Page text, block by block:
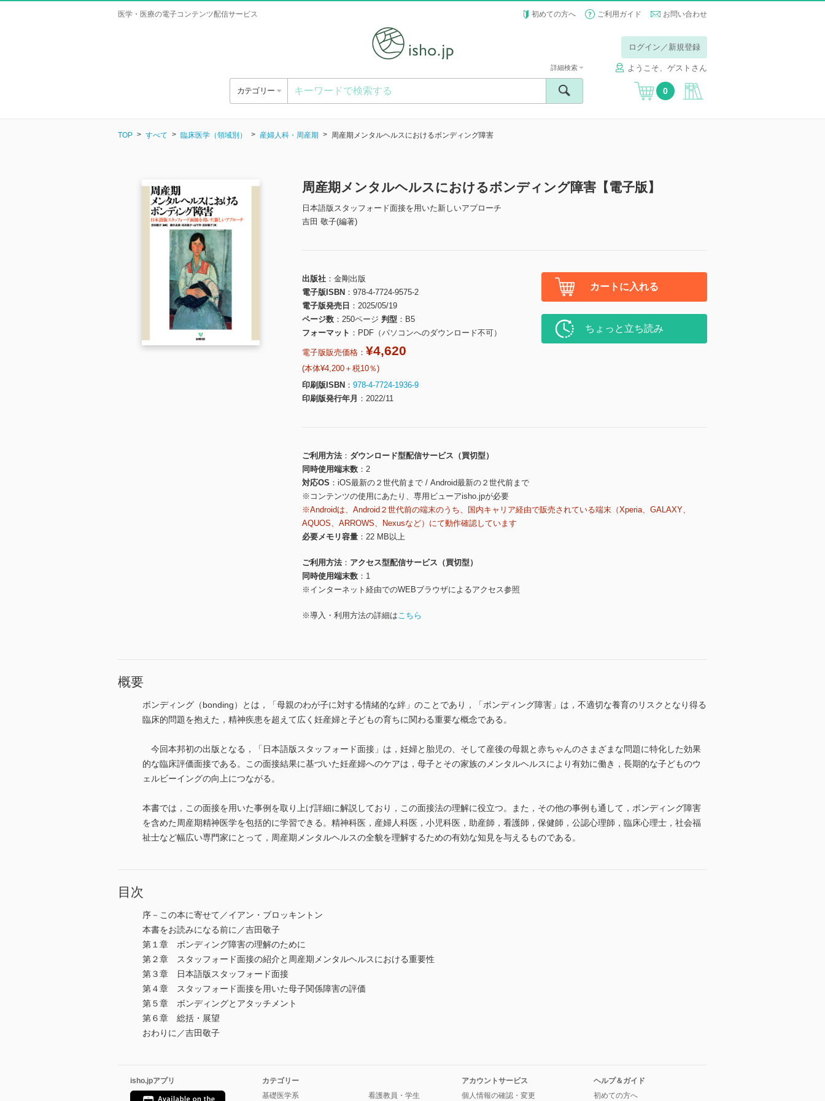
医学・医療の電子コンテンツ配信サービス 初めての方へ ご利用ガイド お問い合わせ
ログイン／新規登録
ようこそ、ゲストさん
カテゴリー
詳細検索
0
TOP すべて 臨床医学（領域別） 産婦人科・周産期 周産期メンタルヘルスにおけるボンディング障害
周産期メンタルヘルスにおけるボンディング障害【電子版】
日本語版スタッフォード面接を用いた新しいアプローチ
吉田 敬子(編著)
出版社
金剛出版
電子版ISBN
978-4-7724-9575-2
電子版発売日
2025/05/19
ページ数
250ページ 判型
B5
フォーマット
PDF（パソコンへのダウンロード不可）
電子版販売価格： ¥4,620
(本体¥4,200＋税10％)
印刷版ISBN
978-4-7724-1936-9
印刷版発行年月
2022/11
カートに入れる
ちょっと立ち読み
ご利用方法
ダウンロード型配信サービス（買切型）
同時使用端末数
2
対応OS
iOS最新の２世代前まで / Android最新の２世代前まで
※コンテンツの使用にあたり、専用ビューアisho.jpが必要
※Androidは、Android２世代前の端末のうち、国内キャリア経由で販売されている端末（Xperia、GALAXY、
AQUOS、ARROWS、Nexusなど）にて動作確認しています
必要メモリ容量
22 MB以上
ご利用方法
アクセス型配信サービス（買切型）
同時使用端末数
1
※インターネット経由でのWEBブラウザによるアクセス参照
※導入・利用方法の詳細はこちら
概要
ボンディング（bonding）とは，「母親のわが子に対する情緒的な絆」のことであり，「ボンディング障害」は，不適切な養育のリスクとなり得る
臨床的問題を抱えた，精神疾患を超えて広く妊産婦と子どもの育ちに関わる重要な概念である。
今回本邦初の出版となる，「日本語版スタッフォード面接」は，妊婦と胎児の、そして産後の母親と赤ちゃんのさまざまな問題に特化した効果
的な臨床評価面接である。この面接結果に基づいた妊産婦へのケアは，母子とその家族のメンタルヘルスにより有効に働き，長期的な子どものウ
ェルビーイングの向上につながる。
本書では，この面接を用いた事例を取り上げ詳細に解説しており，この面接法の理解に役立つ。また，その他の事例も通して，ボンディング障害
を含めた周産期精神医学を包括的に学習できる。精神科医，産婦人科医，小児科医，助産師，看護師，保健師，公認心理師，臨床心理士，社会福
祉士など幅広い専門家にとって，周産期メンタルヘルスの全貌を理解するための有効な知見を与えるものである。
目次
序－この本に寄せて／イアン・ブロッキントン
本書をお読みになる前に／吉田敬子
第１章 ボンディング障害の理解のために
第２章 スタッフォード面接の紹介と周産期メンタルヘルスにおける重要性
第３章 日本語版スタッフォード面接
第４章 スタッフォード面接を用いた母子関係障害の評価
第５章 ボンディングとアタッチメント
第６章 総括・展望
おわりに／吉田敬子
isho.jpアプリ
カテゴリー
基礎医学系
看護教員・学生
アカウントサービス
個人情報の確認・変更
ヘルプ＆ガイド
初めての方へ